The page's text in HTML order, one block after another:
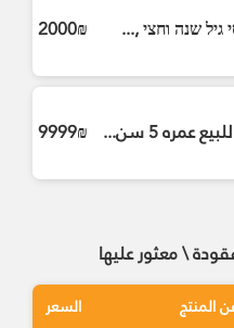
גיל שנה וחצי ,... 2000₪
عمره 5 سن... 9999₪
\ معثور عليها
المنتج السعر